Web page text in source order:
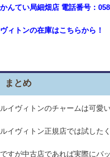
かんてい局細畑店 電話番号：
ヴィトンの在庫はこちらから！
まとめ
ルイヴィトンのチャームは可愛
ルイヴィトン正規店では試した
ですが中古店であれば実際にバ